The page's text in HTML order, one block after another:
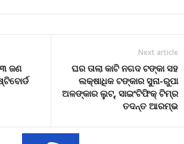
ଜଣ
Next article
ଘର ତାଲା କାଟି ନଗଦ ଟଙ୍କା ସହ
ଲକ୍ଷାଧିକ ଟଙ୍କାର ସୁନା-ରୁପା
ଅଳଙ୍କାର ଲୁଟ୍‌, ସାଇଂଟିଫିକ୍ ଟିମ୍‌ର
ତଦନ୍ତ ଆରମ୍ଭ